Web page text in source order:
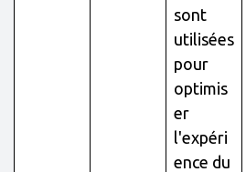
sont
utilisées
pour
optimis
er
l'expéri
ence du